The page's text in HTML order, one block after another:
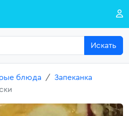
Искать
блюда
Запеканка